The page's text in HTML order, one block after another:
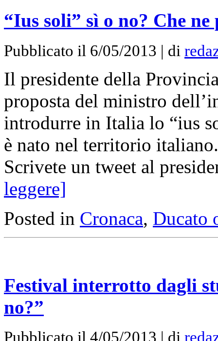
“Ius soli” sì o no? Che ne
Pubblicato il 6/05/2013 | di
Il presidente della
proposta del ministro
introdurre in Italia lo “ius
è nato nel territorio
Scrivete un tweet al
leggere]
Posted in Cronaca, Ducato
Festival interrotto dagli
no?”
Pubblicato il 4/05/2013 | di